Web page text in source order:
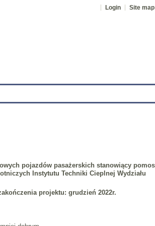
Site map
Login
pojazdów pasażerskich stanowiący
Instytutu Techniki Cieplnej Wydziału
projektu: grudzień 2022r.